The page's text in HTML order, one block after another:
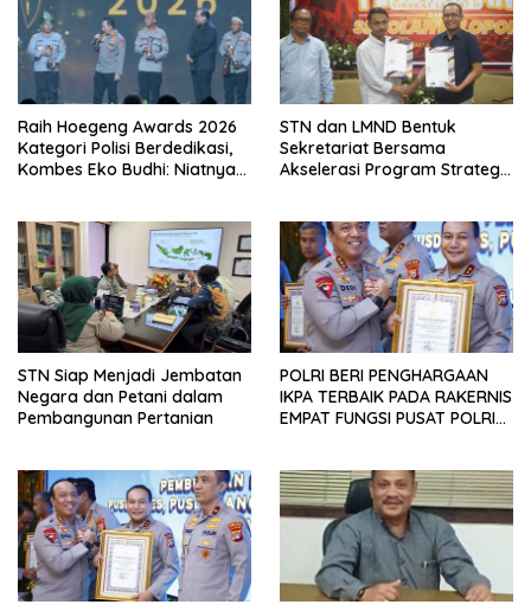
Raih Hoegeng Awards 2026
Kategori Polisi Berdedikasi,
Kombes Eko Budhi: Niatnya
STN dan LMND Bentuk
Sekretariat Bersama
Akselerasi Program Strategis
Pemerintahan Prabowo–
Gibran
STN Siap Menjadi Jembatan
Negara dan Petani dalam
Pembangunan Pertanian
POLRI BERI PENGHARGAAN
IKPA TERBAIK PADA RAKERNIS
EMPAT FUNGSI PUSAT POLRI